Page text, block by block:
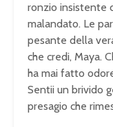
ronzio insistente
malandato. Le
pesante della
che credi, Maya.
ha mai fatto
Sentii un brivido
presagio che